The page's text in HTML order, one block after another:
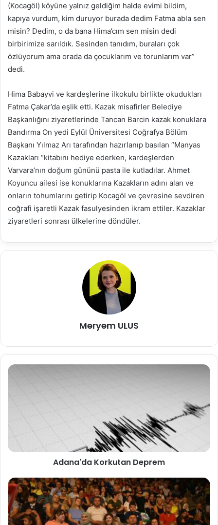
(Kocagöl) köyüne yalnız geldiğim halde evimi bildim,
kapıya vurdum, kim duruyor burada dedim Fatma abla sen
misin? Dedim, o da bana Hima’cım sen misin dedi
birbirimize sarıldık. Sesinden tanıdım, buraları çok
özlüyorum ama orada da çocuklarım ve torunlarım var”
dedi.
Hima Babayvi ve kardeşlerine ilkokulu birlikte okudukları
Fatma Çakar’da eşlik etti. Kazak misafirler Belediye
Başkanlığını ziyaretlerinde Tancan Barcin kazak konuklara
Bandırma On yedi Eylül Üniversitesi Coğrafya Bölüm
Başkanı Yılmaz Arı tarafından hazırlanıp basılan “Manyas
Kazakları “kitabını hediye ederken, kardeşlerden
Varvara’nın doğum gününü pasta ile kutladılar. Ahmet
Koyuncu ailesi ise konuklarına Kazakların adını alan ve
onların tohumlarını getirip Kocagöl ve çevresine sevdiren
coğrafi işaretli Kazak fasulyesinden ikram ettiler. Kazaklar
ziyaretleri sonrası ülkelerine döndüler.
Meryem ULUS
Adana'da Korkutan Deprem